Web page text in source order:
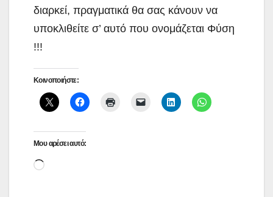
διαρκεί, πραγματικά θα σας κάνουν να
υποκλιθείτε σ’ αυτό που ονομάζεται Φύση
!!!
Κοινοποιήστε:
Μου αρέσει αυτό:
Loading…